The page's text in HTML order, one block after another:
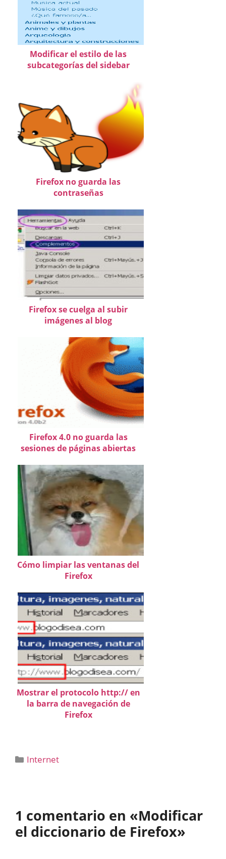
Modificar el estilo de las
subcategorías del sidebar
Firefox no guarda las
contraseñas
Firefox se cuelga al subir
imágenes al blog
Firefox 4.0 no guarda las
sesiones de páginas abiertas
Cómo limpiar las ventanas del
Firefox
Mostrar el protocolo http:// en
la barra de navegación de
Firefox
Categorías
Internet
1 comentario en «Modificar
el diccionario de Firefox»